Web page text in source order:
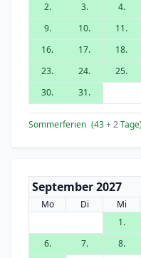
2.
3. 4.
9.
10. 11.
16.
17. 18.
23.
24. 25.
30.
31.
Sommerferien (43+ 2
September 2027
Mo Di Mi
1.
6.
7. 8.